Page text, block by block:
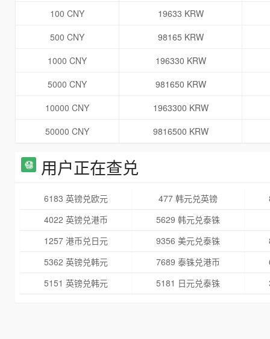
100 CNY
19633 KRW
500 CNY
98165 KRW
1000 CNY
196330 KRW
5000 CNY
981650 KRW
10000 CNY
1963300 KRW
50000 CNY
9816500 KRW
用户正在查兑
6183 英镑兑欧元 477 韩元兑英镑
4022 英镑兑港币
5629 韩元兑泰铢
1257 港币兑日元
9356 美元兑泰铢
5362 英镑兑韩元
7689 泰铢兑港币
5151 英镑兑韩元
5181 日元兑泰铢